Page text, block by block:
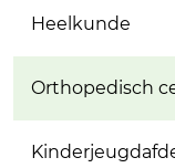
Heelkunde
Orthopedisch